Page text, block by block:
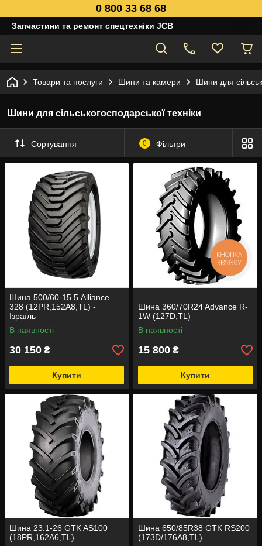
0 800 33 68 68
Запчастини та ремонт спецтехніки JCB
Товари та послуги Шини та камери Шини для
Шини для сільськогосподарської техніки
Сортування 0 Фільтри
Шина 500/60-15.5 Alliance
328 (12PR,152A8,TL) -
Ізраїль
В наявності
30 150 ₴
Купити
Шина 360/70R24 Advance R-
1W (127D,TL)
В наявності
15 800 ₴
Купити
Шина 23.1-26 GTK AS100
(18PR,162A6,TL)
Шина 650/85R38 GTK RS200
(173D/176A8,TL)
КНОПКА
ЗВ'ЯЗКУ